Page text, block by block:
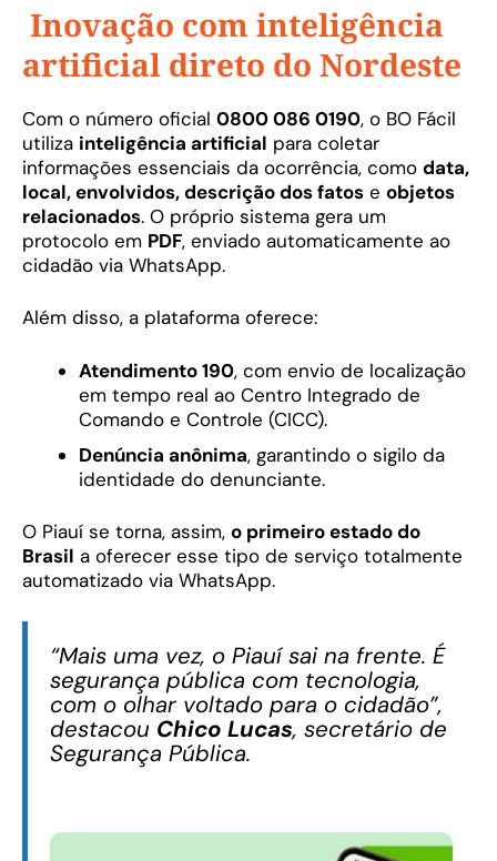
Inovação com inteligência
artificial direto do Nordeste
Com o número oficial 0800 086 0190, o BO Fácil
utiliza inteligência artificial para coletar
informações essenciais da ocorrência, como data,
local, envolvidos, descrição dos fatos e objetos
relacionados. O próprio sistema gera um
protocolo em PDF, enviado automaticamente ao
cidadão via WhatsApp.
Além disso, a plataforma oferece:
Atendimento 190, com envio de localização
em tempo real ao Centro Integrado de
Comando e Controle (CICC).
Denúncia anônima, garantindo o sigilo da
identidade do denunciante.
O Piauí se torna, assim, o primeiro estado do
Brasil a oferecer esse tipo de serviço totalmente
automatizado via WhatsApp.
“Mais uma vez, o Piauí sai na frente. É
segurança pública com tecnologia,
com o olhar voltado para o cidadão”,
destacou Chico Lucas, secretário de
Segurança Pública.